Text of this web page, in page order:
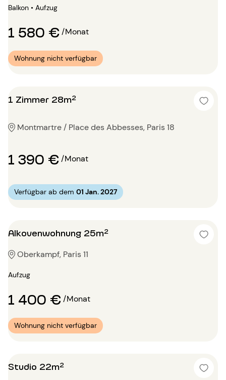
Balkon • Aufzug
1 580 €/Monat
Wohnung nicht verfügbar
1 Zimmer 28m²
Montmartre / Place des Abbesses, Paris 18
1 390 €/Monat
Verfügbar ab dem 01 Jan. 2027
Alkovenwohnung 25m²
Oberkampf, Paris 11
Aufzug
1 400 €/Monat
Wohnung nicht verfügbar
Studio 22m²